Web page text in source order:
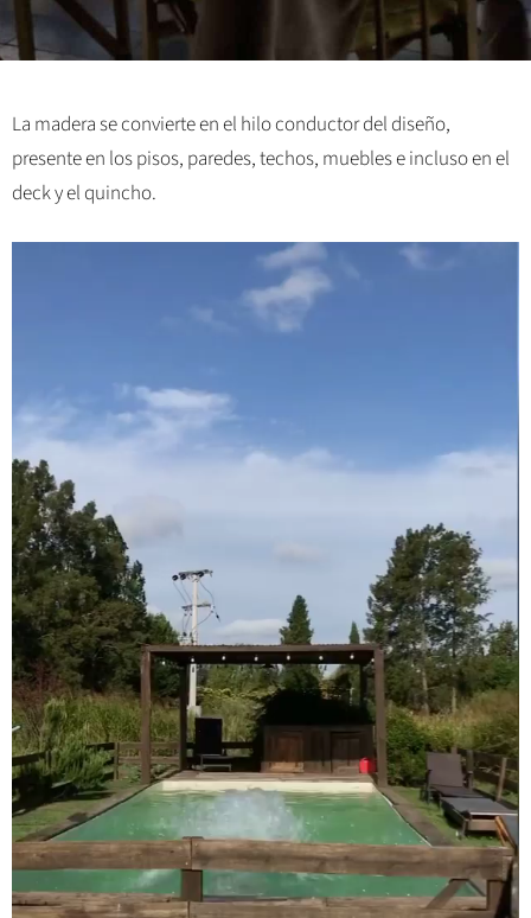
La madera se convierte en el hilo conductor del diseño,
presente en los pisos, paredes, techos, muebles e incluso en el
deck y el quincho.